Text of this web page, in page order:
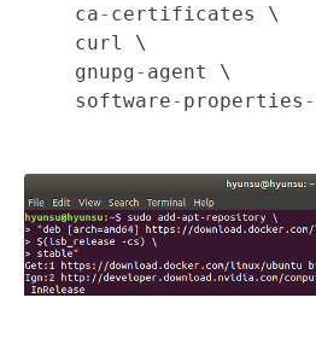
ca- certificates
\
curl
\
gnupg- agent
\
software- properties -